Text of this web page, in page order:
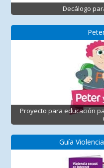
Decálogo
Proyecto para educación
Guía